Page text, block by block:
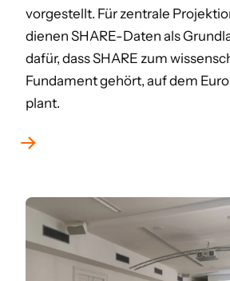
vorgestellt. Für zentrale
dienen SHARE-Daten als
dafür, dass SHARE zum
Fundament gehört, auf dem
plant.